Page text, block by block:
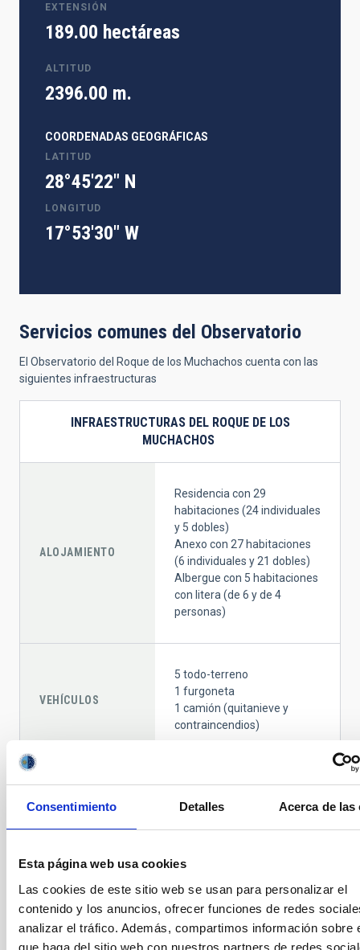
Consentimiento Detalles Acerca de las
Esta página web usa cookies
Las cookies de este sitio web se usan para personalizar el
contenido y los anuncios, ofrecer funciones de redes
analizar el tráfico. Además, compartimos información sobre
que haga del sitio web con nuestros partners de redes
EXTENSIÓN
189.00 hectáreas
ALTITUD
2396.00 m.
COORDENADAS GEOGRÁFICAS
LATITUD
28°45'22" N
LONGITUD
17°53'30" W
Servicios comunes del Observatorio
El Observatorio del Roque de los Muchachos cuenta con las
siguientes infraestructuras
INFRAESTRUCTURAS DEL ROQUE DE LOS
MUCHACHOS
ALOJAMIENTO
Residencia con 29
habitaciones (24 individuales
y 5 dobles)
Anexo con 27 habitaciones
(6 individuales y 21 dobles)
Albergue con 5 habitaciones
con litera (de 6 y de 4
personas)
VEHÍCULOS
5 todo-terreno
1 furgoneta
1 camión (quitanieve y
contraincendios)
HELISUPERFICIES 1
ENERGÍA
9 Estaciones
Transformadoras
Red de datos a 10Gbps